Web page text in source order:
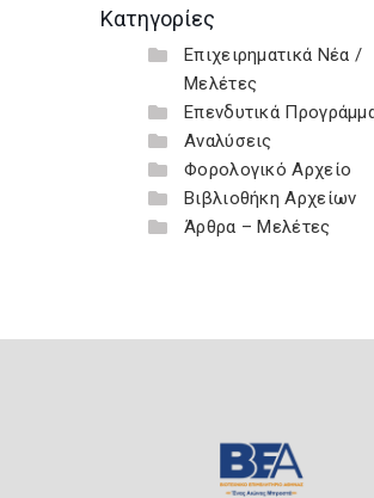
Κατηγορίες
Επιχειρηματικά Νέα /
Μελέτες
Επενδυτικά
Αναλύσεις
Φορολογικό Αρχείο
Βιβλιοθήκη Αρχείων
Άρθρα – Μελέτες